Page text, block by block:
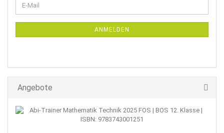
ZUR
E-
Mail
ANMELDEN
Angebote